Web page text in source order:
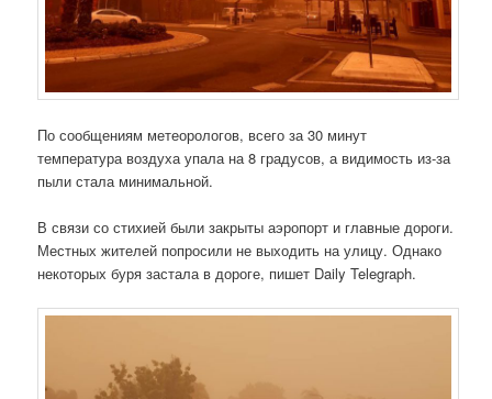
По сообщениям метеорологов, всего за 30 минут
температура воздуха упала на 8 градусов, а видимость из-за
пыли стала минимальной.
В связи со стихией были закрыты аэропорт и главные дороги.
Местных жителей попросили не выходить на улицу. Однако
некоторых буря застала в дороге, пишет Daily Telegraph.